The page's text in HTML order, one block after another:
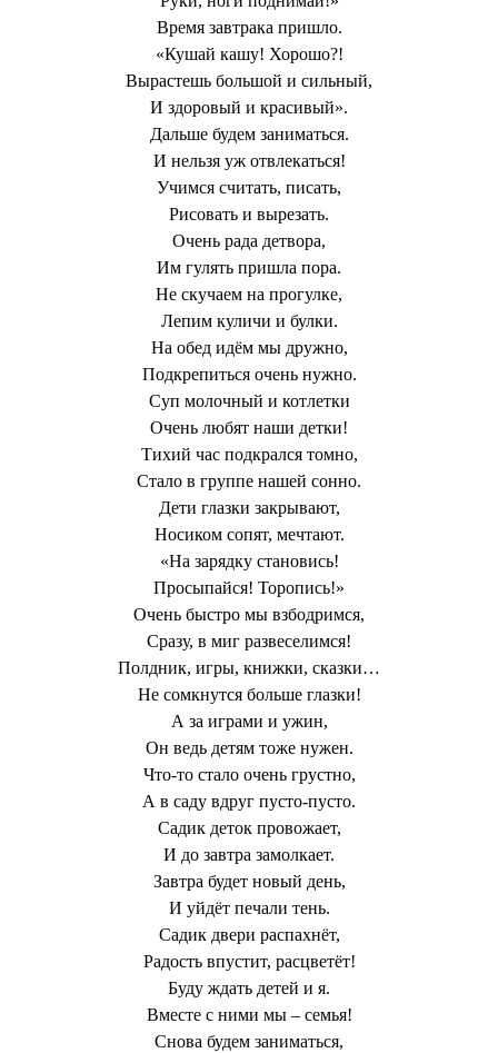
Время завтрака пришло.
«Кушай кашу! Хорошо?!
Вырастешь большой и сильный,
И здоровый и красивый».
Дальше будем заниматься.
И нельзя уж отвлекаться!
Учимся считать, писать,
Рисовать и вырезать.
Очень рада детвора,
Им гулять пришла пора.
Не скучаем на прогулке,
Лепим куличи и булки.
На обед идём мы дружно,
Подкрепиться очень нужно.
Суп молочный и котлетки
Очень любят наши детки!
Тихий час подкрался томно,
Стало в группе нашей сонно.
Дети глазки закрывают,
Носиком сопят, мечтают.
«На зарядку становись!
Просыпайся! Торопись!»
Очень быстро мы взбодримся,
Сразу, в миг развеселимся!
Полдник, игры, книжки, сказки…
Не сомкнутся больше глазки!
А за играми и ужин,
Он ведь детям тоже нужен.
Что-то стало очень грустно,
А в саду вдруг пусто-пусто.
Садик деток провожает,
И до завтра замолкает.
Завтра будет новый день,
И уйдёт печали тень.
Садик двери распахнёт,
Радость впустит, расцветёт!
Буду ждать детей и я.
Вместе с ними мы – семья!
Снова будем заниматься,